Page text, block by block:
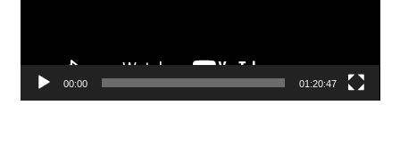
d
00:00 01:20:47